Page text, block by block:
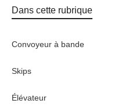
Dans cette rubrique
Convoyeur à bande
Skips
Élévateur